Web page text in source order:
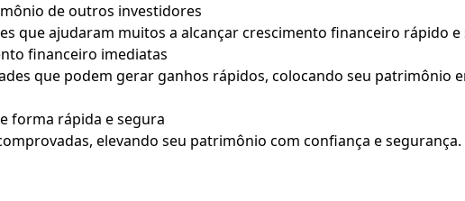
de outros investidores
que ajudaram muitos a alcançar crescimento financeiro rápido e
financeiro imediatas
que podem gerar ganhos rápidos, colocando seu patrimônio
forma rápida e segura
elevando seu patrimônio com confiança e segurança.